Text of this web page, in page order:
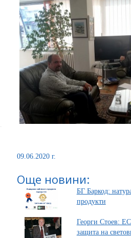
09.06.2020 г.
Още новини:
БГ Баркод:
продукти
Георги Стоев: ЕС
защита на